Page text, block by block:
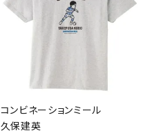
コンビネーションミール
久保建英